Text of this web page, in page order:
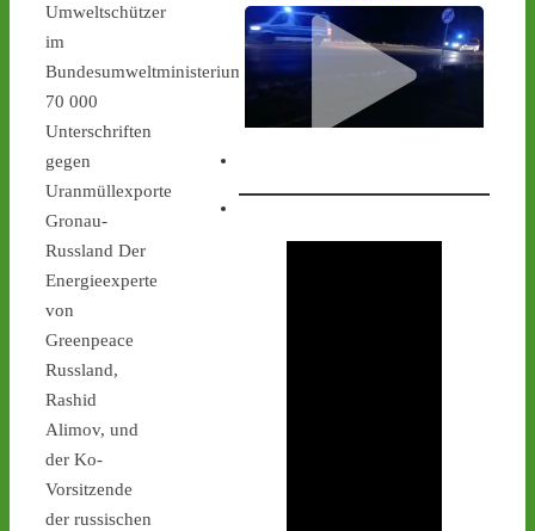
Umweltschützer
im
Bundesumweltministerium:
70 000
Unterschriften
gegen
Uranmüllexporte
Gronau-
Russland Der
Energieexperte
von
Greenpeace
Russland,
Rashid
Alimov, und
der Ko-
Vorsitzende
der russischen